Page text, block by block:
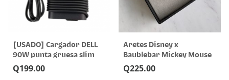
[USADO] Cargador DELL
90W punta gruesa slim
Q199.00
Aretes Disney x
Baublebar Mickey Mouse
Q225.00